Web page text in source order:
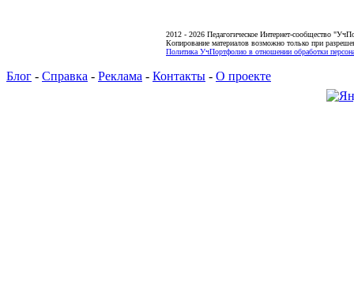
2012 - 2026 Педагогическое Интернет-сообщество
Копирование материалов возможно только при
Политика УчПортфолио в отношении обработки
Блог - Справка - Реклама - Контакты - О проекте